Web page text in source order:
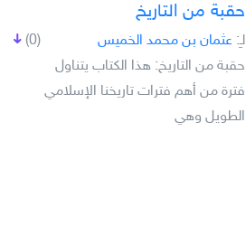
حقبة من التاريخ
(0) لـِ: عثمان بن محمد الخميس
حقبة من التاريخ: هذا الكتاب يتناول
فترة من أهم فترات تاريخنا الإسلامي
الطويل وهي